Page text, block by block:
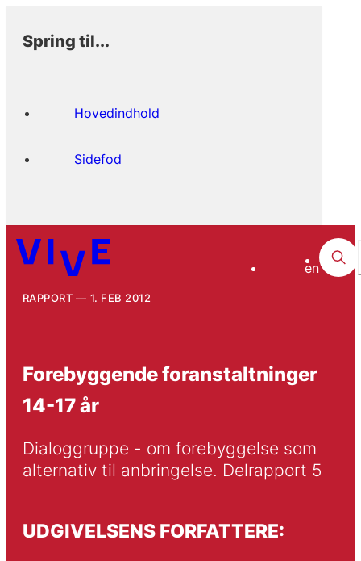
Spring til...
Hovedindhold
Sidefod
en
RAPPORT 1. FEB 2012
Forebyggende foranstaltninger
14-17 år
Dialoggruppe - om forebyggelse som
alternativ til anbringelse. Delrapport 5
UDGIVELSENS FORFATTERE: